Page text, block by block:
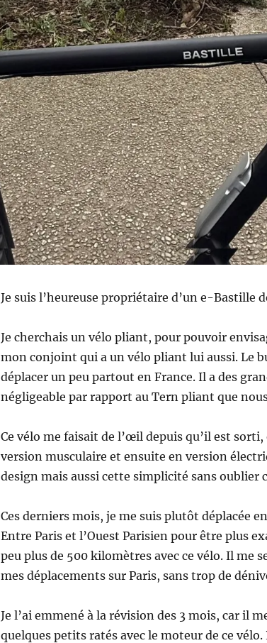
Je suis l’heureuse propriétaire d’un e-Bastille
Je cherchais un vélo pliant, pour pouvoir
mon conjoint qui a un vélo pliant lui aussi. Le
déplacer un peu partout en France. Il a des
négligeable par rapport au Tern pliant que
Ce vélo me faisait de l’œil depuis qu’il est
version musculaire et ensuite en version
design mais aussi cette simplicité sans oublier
Ces derniers mois, je me suis plutôt déplacée
Entre Paris et l’Ouest Parisien pour être plus
peu plus de 500 kilomètres avec ce vélo. Il me
mes déplacements sur Paris, sans trop de
Je l’ai emmené à la révision des 3 mois, car il
quelques petits ratés avec le moteur de ce